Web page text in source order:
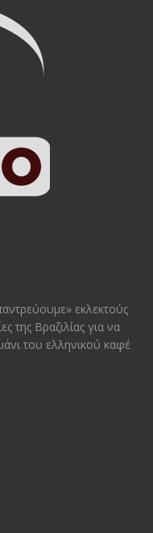
εκλεκτούς
της Βραζιλίας για να
του ελληνικού καφέ